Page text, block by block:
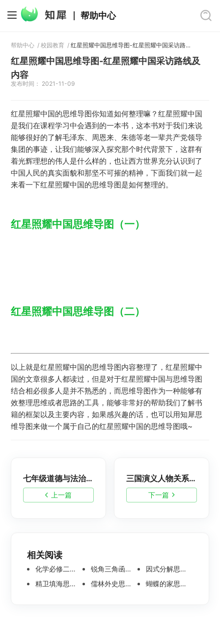
帮助中心
帮助中心 /校园教育 / 红星照耀中国思维导图-红星照耀中国采访路线及内容
红星照耀中国思维导图-红星照耀中国采访路线及
内容
发布时间： 2021-11-09
红星照耀中国的思维导图你知道如何整理嘛？红星照耀中国
是我们在课程学习中会遇到的一本书，这本书对于我们来说
能够很好的了解毛泽东、周恩来、朱德等老一辈共产党领导
集团的事迹，让我们能够深入探究那个时代背景下，这群有
着光辉理想的伟人是什么样的，也让西方世界充分认识到了
中国人民的真实面貌和那坚不可摧的精神，下面我们就一起
来看一下红星照耀中国的思维导图是如何整理的。
红星照耀中国思维导图（一）
红星照耀中国思维导图（二）
以上就是红星照耀中国的思维导图内容整理了，红星照耀中
国的文章很多人都读过，但是对于红星照耀中国与思维导图
结合相必很多人是并不熟悉的，而思维导图作为一种能够有
效整理思维或者思路的工具，能够非常好的帮助我们了解书
籍的框架以及主要内容，如果感兴趣的话，也可以用知犀思
维导图来做一个属于自己的红星照耀中国的思维导图哦~
上一篇
七年级道德与法治思维导图大全
下一篇
三国演义人物关系图-三国演义人物关系思维导图
相关阅读
化学必修二思维导图合集，高中高清化学思维导图整理 锐角三角函数思维导图 | 数学思维导图分享
因式分解思维导图高清版-数学思维导图模板分享
精卫填海思维导图怎么画？高清版精卫填海思维导图模板分享
儒林外史思维导图大全|高清版免费思维导图模板 蝴蝶的家思维导图怎么画？高清版蝴蝶的家思维导图分享